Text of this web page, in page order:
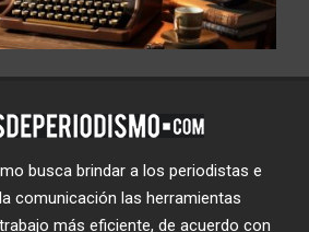
busca brindar a los periodistas e
comunicación las herramientas
más eficiente, de acuerdo con